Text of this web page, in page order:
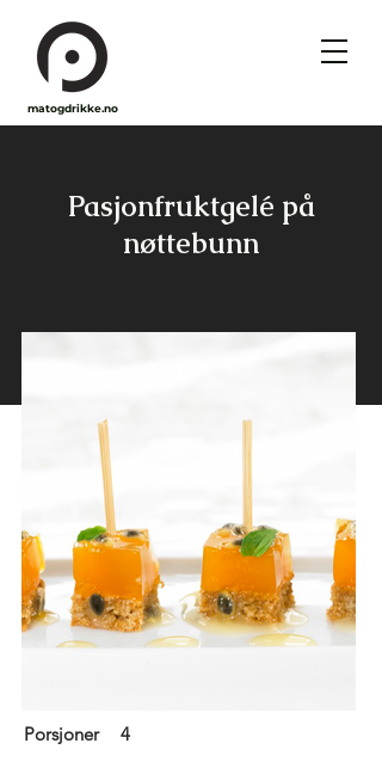
matogdrikke.no
Pasjonfruktgelé på
nøttebunn
Porsjoner 4